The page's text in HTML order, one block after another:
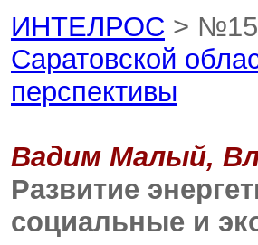
ИНТЕЛРОС >
Саратовской
перспективы
Вадим Малый,
Развитие
социальные и